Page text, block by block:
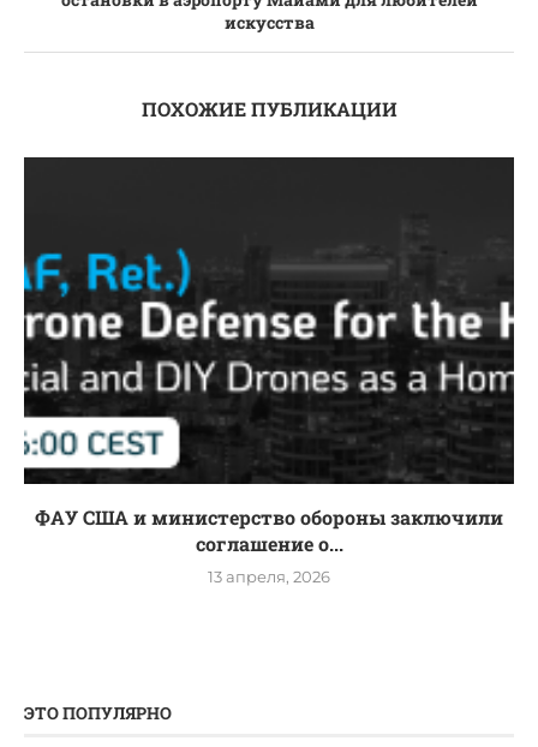
искусства
ПОХОЖИЕ ПУБЛИКАЦИИ
ФАУ США и министерство обороны заключили
соглашение о...
13 апреля, 2026
ЭТО ПОПУЛЯРНО